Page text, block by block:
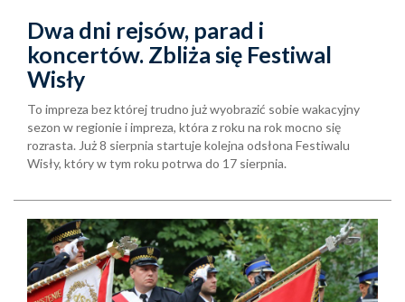
Dwa dni rejsów, parad i
koncertów. Zbliża się Festiwal
Wisły
To impreza bez której trudno już wyobrazić sobie wakacyjny
sezon w regionie i impreza, która z roku na rok mocno się
rozrasta. Już 8 sierpnia startuje kolejna odsłona Festiwalu
Wisły, który w tym roku potrwa do 17 sierpnia.